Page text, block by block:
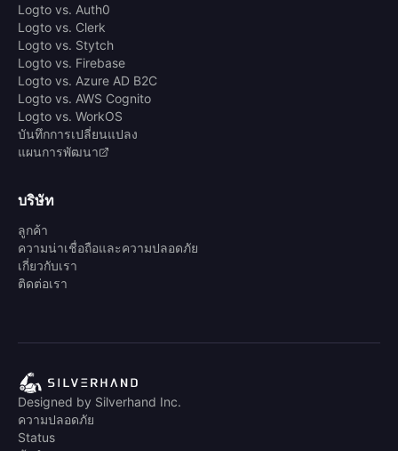
Logto vs. Auth0
Logto vs. Clerk
Logto vs. Stytch
Logto vs. Firebase
Logto vs. Azure AD B2C
Logto vs. AWS Cognito
Logto vs. WorkOS
บันทึกการเปลี่ยนแปลง
แผนการพัฒนา
บริษัท
ลูกค้า
ความน่าเชื่อถือและความปลอดภัย
เกี่ยวกับเรา
ติดต่อเรา
Designed by Silverhand Inc.
ความปลอดภัย
Status